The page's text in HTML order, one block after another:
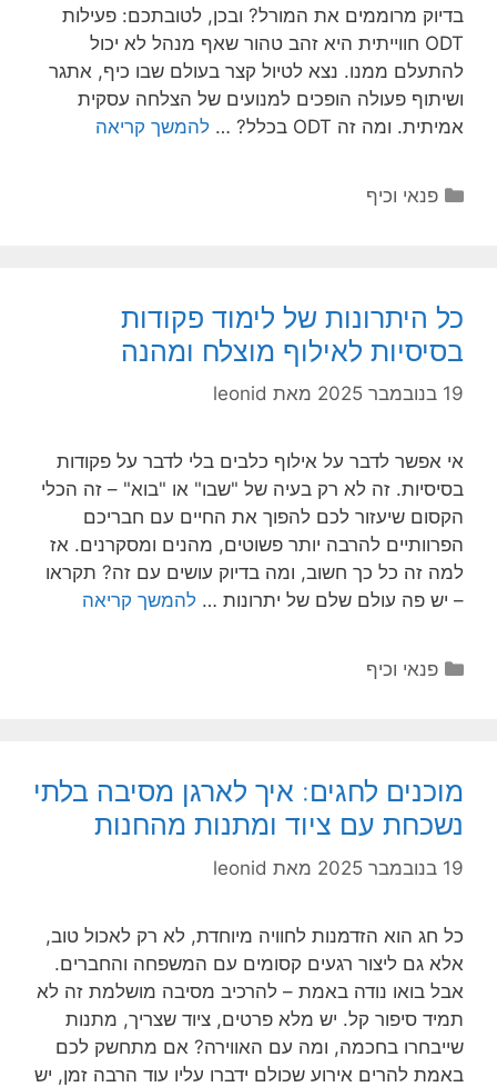
בדיוק מרוממים את המורל? ובכן, לטובתכם: פעילות
ODT חווייתית היא זהב טהור שאף מנהל לא יכול
להתעלם ממנו. נצא לטיול קצר בעולם שבו כיף, אתגר
ושיתוף פעולה הופכים למנועים של הצלחה עסקית
אמיתית. ומה זה ODT בכלל? …
להמשך קריאה
קטגוריות
פנאי וכיף
כל היתרונות של לימוד פקודות
בסיסיות לאילוף מוצלח ומהנה
19 בנובמבר 2025 מאת leonid
אי אפשר לדבר על אילוף כלבים בלי לדבר על פקודות
בסיסיות. זה לא רק בעיה של "שבו" או "בוא" – זה הכלי
הקסום שיעזור לכם להפוך את החיים עם חבריכם
הפרוותיים להרבה יותר פשוטים, מהנים ומסקרנים. אז
למה זה כל כך חשוב, ומה בדיוק עושים עם זה? תקראו
– יש פה עולם שלם של יתרונות … להמשך קריאה
קטגוריות
פנאי וכיף
מוכנים לחגים: איך לארגן מסיבה בלתי
נשכחת עם ציוד ומתנות מהחנות
19 בנובמבר 2025 מאת leonid
כל חג הוא הזדמנות לחוויה מיוחדת, לא רק לאכול טוב,
אלא גם ליצור רגעים קסומים עם המשפחה והחברים.
אבל בואו נודה באמת – להרכיב מסיבה מושלמת זה לא
תמיד סיפור קל. יש מלא פרטים, ציוד שצריך, מתנות
שייבחרו בחכמה, ומה עם האווירה? אם מתחשק לכם
באמת להרים אירוע שכולם ידברו עליו עוד הרבה זמן, יש